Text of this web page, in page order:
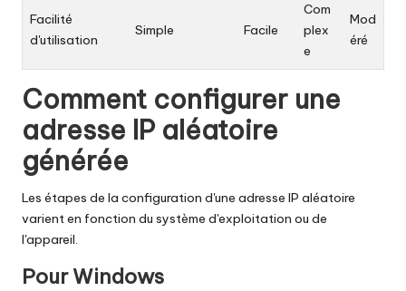
Facilité
d'utilisation
Simple Facile
Com
plex
e
Mod
éré
Comment configurer une
adresse IP aléatoire
générée
Les étapes de la configuration d'une adresse IP aléatoire
varient en fonction du système d'exploitation ou de
l'appareil.
Pour Windows